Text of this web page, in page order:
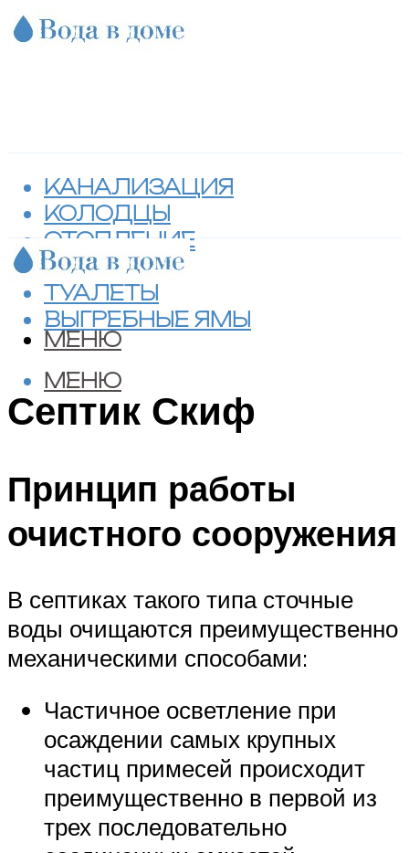
КАНАЛИЗАЦИЯ
КОЛОДЦЫ
ОТОПЛЕНИЕ
СЕПТИКИ
ТУАЛЕТЫ
ВЫГРЕБНЫЕ ЯМЫ
МЕНЮ
МЕНЮ
Септик Скиф
Принцип работы
очистного сооружения
В септиках такого типа сточные
воды очищаются преимущественно
механическими способами:
Частичное осветление при
осаждении самых крупных
частиц примесей происходит
преимущественно в первой из
трех последовательно